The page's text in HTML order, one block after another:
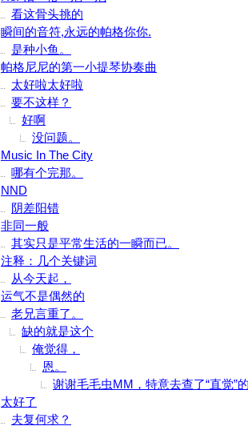
看这骨头挑的
瞬间的音符,永远的帕格你你.
是种小鱼。
帕格尼尼的第一小提琴协奏曲
太好啦太好啦
要不这样？
好啊
没问题。
Music In The City
哪有个完那。
NND
阴差阳错
非同一般
其实只是平常生活的一瞬而已。
注释：几个关键词
从今天起，
运气不是偶然的
老兄言重了。
缺的就是这个
俺觉得，
恩。
谢谢毛毛虫MM，特意去查了“直觉”
太好了
夫复何求？